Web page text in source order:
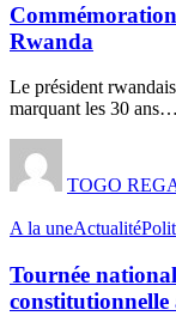
Rwanda
Le président
marquant les 30 ans…
TOGO
A la uneActualité
Tournée
constitutionnelle